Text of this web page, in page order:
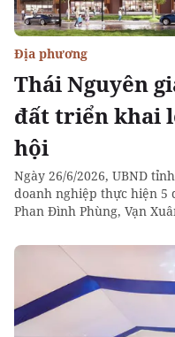
Thái Nguyên
đất triển khai
hội
Địa phương
Ngày 26/6/2026, UBND
doanh nghiệp thực hiện 5
Phan Đình Phùng, Vạn